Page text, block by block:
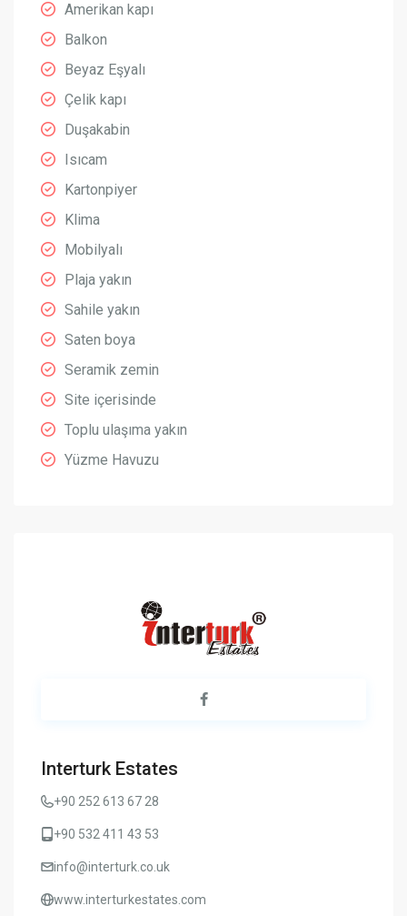
Amerikan kapı
Balkon
Beyaz Eşyalı
Çelik kapı
Duşakabin
Isıcam
Kartonpiyer
Klima
Mobilyalı
Plaja yakın
Sahile yakın
Saten boya
Seramik zemin
Site içerisinde
Toplu ulaşıma yakın
Yüzme Havuzu
Interturk Estates
+90 252 613 67 28
+90 532 411 43 53
info@interturk.co.uk
www.interturkestates.com